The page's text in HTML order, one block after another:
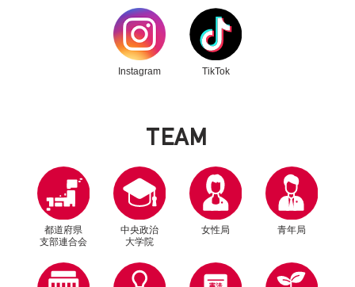
Instagram
別ウィンドウリンク
TikTok
別ウィンドウリンク
TEAM
都道府県
支部連合会
中央政治
大学院
女性局 青年局